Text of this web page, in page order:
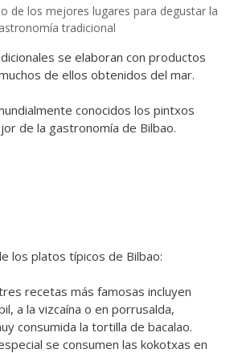
de los mejores lugares para degustar la
tradicional
se elaboran con productos
de ellos obtenidos del mar.
conocidos los pintxos
de la gastronomía de Bilbao.
los platos típicos de Bilbao:
recetas más famosas incluyen
a la vizcaína o en porrusalda,
consumida la tortilla de bacalao.
se consumen las kokotxas en